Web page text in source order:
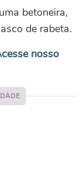
betoneira,
de rabeta.
nosso